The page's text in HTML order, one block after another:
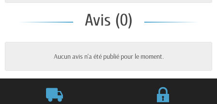
Avis (0)
Aucun avis n'a été publié pour le moment.